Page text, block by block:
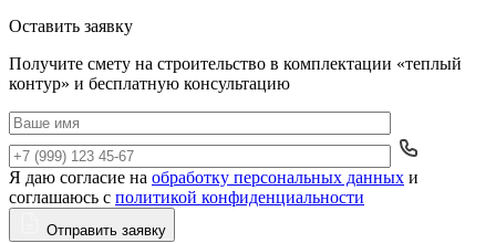
Оставить заявку
Получите смету на строительство в комплектации «теплый
контур» и бесплатную консультацию
Да
Я даю согласие на обработку персональных данных и
соглашаюсь с политикой конфиденциальности
Отправить заявку